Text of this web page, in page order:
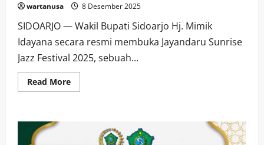
wartanusa 8 Desember 2025
SIDOARJO — Wakil Bupati Sidoarjo Hj. Mimik
Idayana secara resmi membuka Jayandaru Sunrise
Jazz Festival 2025, sebuah...
Read MoreRead
more
Jayandaru
Sunrise